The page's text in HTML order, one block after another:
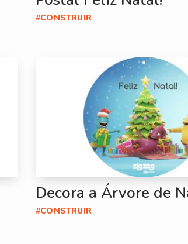
#CONSTRUIR
Decora a Árvore de
#CONSTRUIR